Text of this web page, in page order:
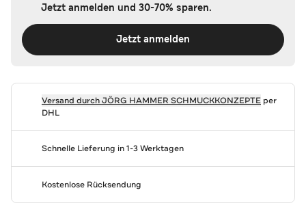
Jetzt anmelden und 30-70% sparen.
Jetzt anmelden
Versand durchJÖRG HAMMER SCHMUCKKONZEPTEper
DHL
Schnelle Lieferung in 1-3 Werktagen
Kostenlose Rücksendung